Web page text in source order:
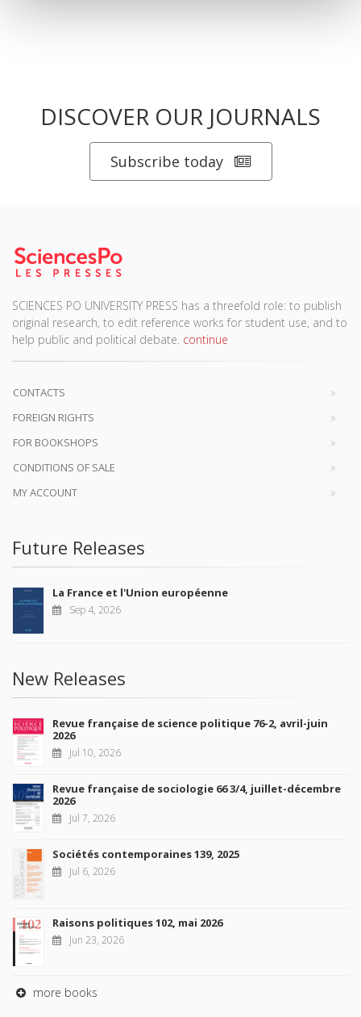
DISCOVER OUR JOURNALS
Subscribe today
SCIENCES PO UNIVERSITY PRESS has a threefold role: to publish
original research, to edit reference works for student use, and to
help public and political debate. continue
CONTACTS
FOREIGN RIGHTS
FOR BOOKSHOPS
CONDITIONS OF SALE
MY ACCOUNT
Future Releases
La France et l'Union européenne
Sep 4, 2026
New Releases
Revue française de science politique 76-2, avril-juin
2026
Jul 10, 2026
Revue française de sociologie 66 3/4, juillet-décembre
2026
Jul 7, 2026
Sociétés contemporaines 139, 2025
Jul 6, 2026
Raisons politiques 102, mai 2026
Jun 23, 2026
more books